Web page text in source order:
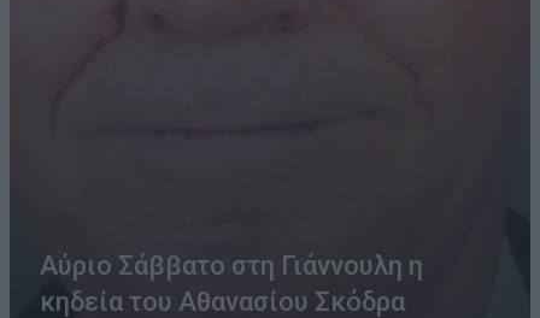
Αύριο Σάββατο στη Γιάννουλη η
κηδεία του Αθανασίου Σκόδρα